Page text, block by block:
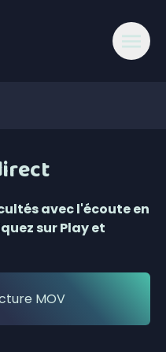
avec l'écoute en
sur Play et
MOV